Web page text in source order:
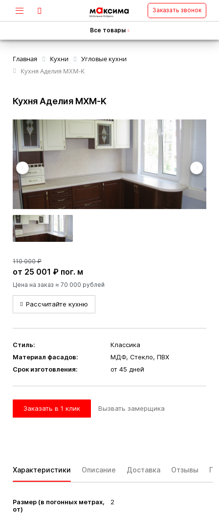
Заказать звонок
Все товары
Главная Кухни
Угловые кухни
Кухня Аделия MXM-K
Кухня Аделия MXM-K
110 000 ₽
от 25 001 ₽ пог. м
Цена на заказ ≈ 70 000 рублей
Рассчитайте кухню
Стиль:
Классика
Материал фасадов:
МДФ, Стекло, ПВХ
Срок изготовления:
от 45 дней
Заказать в 1 клик Вызвать замерщика
Характеристики Описание Доставка Отзывы
Размер (в погонных метрах,
от)
2